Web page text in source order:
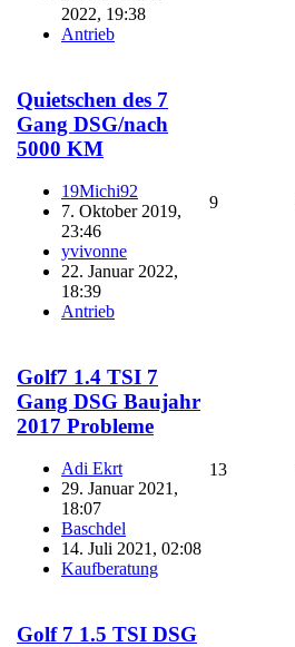
2022, 19:38
Antrieb
Quietschen des 7
Gang DSG/nach
5000 KM
19Michi92
7. Oktober 2019,
23:46
yvivonne
22. Januar 2022,
18:39
Antrieb
9
Golf7 1.4 TSI 7
Gang DSG Baujahr
2017 Probleme
Adi Ekrt
29. Januar 2021,
18:07
Baschdel
14. Juli 2021, 02:08
Kaufberatung
13
Golf 7 1.5 TSI DSG